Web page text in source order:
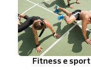
Fitness e sport